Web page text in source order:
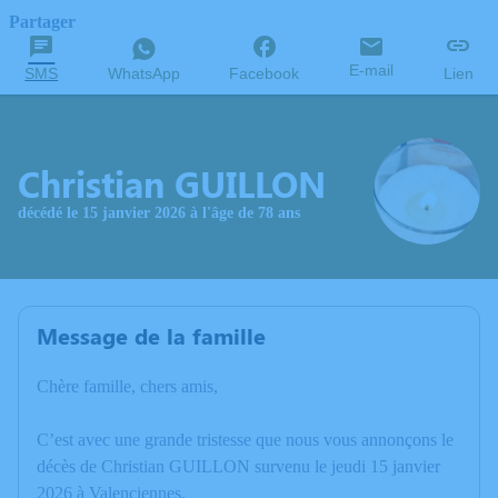
Partager
SMS WhatsApp Facebook E-mail Lien
Christian GUILLON
décédé le 15 janvier 2026 à l'âge de 78 ans
Message de la famille
Chère famille, chers amis,
C’est avec une grande tristesse que nous vous annonçons le
décès de Christian GUILLON survenu le jeudi 15 janvier
2026 à Valenciennes.